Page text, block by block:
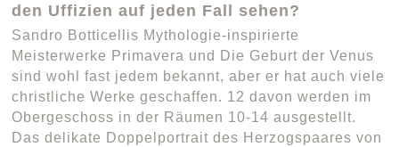
den Uffizien auf jeden Fall sehen?
Sandro Botticellis Mythologie-inspirierte
Meisterwerke Primavera und Die Geburt der Venus
sind wohl fast jedem bekannt, aber er hat auch viele
christliche Werke geschaffen. 12 davon werden im
Obergeschoss in der Räumen 10-14 ausgestellt.
Das delikate Doppelportrait des Herzogspaares von